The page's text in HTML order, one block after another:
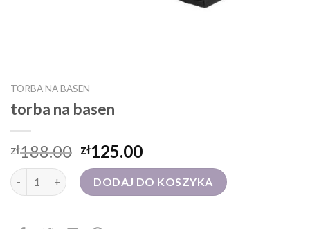
TORBA NA BASEN
torba na basen
zł188.00 zł125.00
ilość torba na basenDODAJ DO KOSZYKA